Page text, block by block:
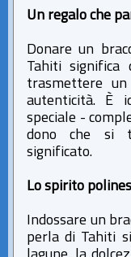
Un regalo che
Donare un
Tahiti significa
trasmettere
autenticità. È
speciale -
dono che si
significato.
Lo spirito
Indossare un
perla di Tahiti